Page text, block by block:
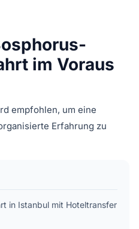
im Voraus
empfohlen, um eine
Erfahrung zu
in Istanbul mit Hoteltransfer